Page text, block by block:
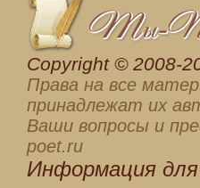
Сopyright © 2008-
Права на все
принадлежат их
Ваши вопросы и
poet.ru
Информация для